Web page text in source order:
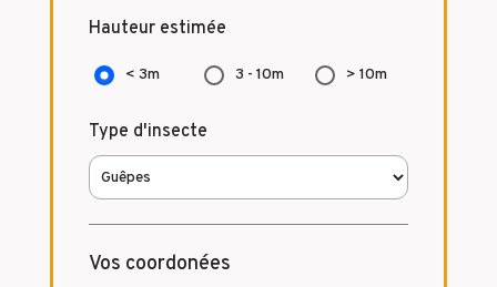
Hauteur estimée
< 3m 3 - 10m > 10m
Type d'insecte
Vos coordonées